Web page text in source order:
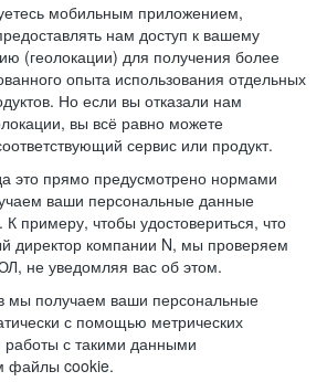
мобильным приложением,
нам доступ к вашему
(геолокации) для получения более
опыта использования отдельных
Но если вы отказали нам
вы всё равно можете
сервис или продукт.
это прямо предусмотрено нормами
ваши персональные данные
К примеру, чтобы удостовериться, что
директор компании N, мы проверяем
не уведомляя вас об этом.
мы получаем ваши персональные
с помощью метрических
с такими данными
файлы cookie.